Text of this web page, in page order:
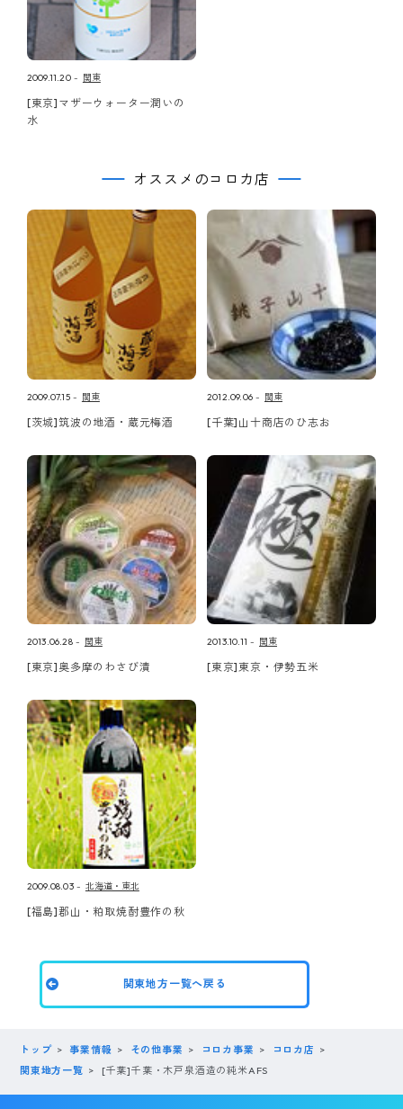
2009.11.20 関東
[東京]マザーウォーター潤いの
水
オススメのコロカ店
2009.07.15 関東
[茨城]筑波の地酒・蔵元梅酒
2012.09.06 関東
[千葉]山十商店のひ志お
2013.06.28 関東
[東京]奥多摩のわさび漬
2013.10.11 関東
[東京]東京・伊勢五米
2009.08.03 北海道・東北
[福島]郡山・粕取焼酎豊作の秋
関東地方一覧へ戻る
トップ 事業情報 その他事業 コロカ事業
コロカ店
関東地方一覧
[千葉]千葉・木戸泉酒造の純米AFS